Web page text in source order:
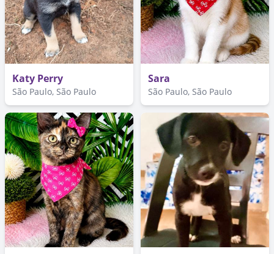
Katy Perry
São Paulo, São Paulo
Sara
São Paulo, São Paulo